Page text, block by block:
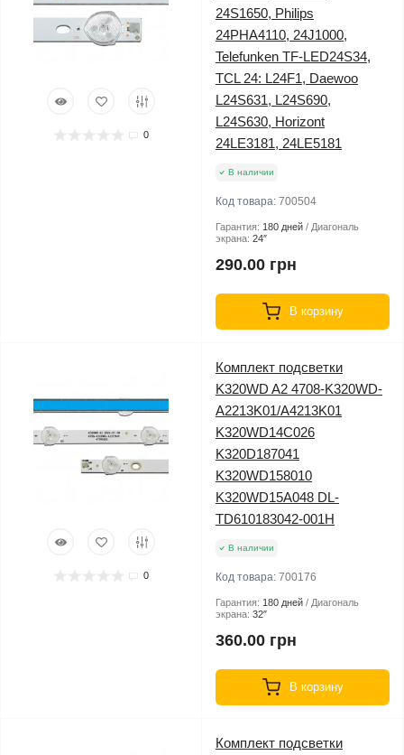
0
24S1650, Philips
24PHA4110, 24J1000,
Telefunken TF-LED24S34,
TCL 24: L24F1, Daewoo
L24S631, L24S690,
L24S630, Horizont
24LE3181, 24LE5181
В наличии
Код товара: 700504
Гарантия: 180 дней
Диагональ
экрана: 24″
290.00 грн
В корзину
0
Комплект подсветки
K320WD A2 4708-K320WD-
A2213K01/A4213K01
K320WD14C026
K320D187041
K320WD158010
K320WD15A048 DL-
TD610183042-001H
В наличии
Код товара: 700176
Гарантия: 180 дней
Диагональ
экрана: 32″
360.00 грн
В корзину
Комплект подсветки